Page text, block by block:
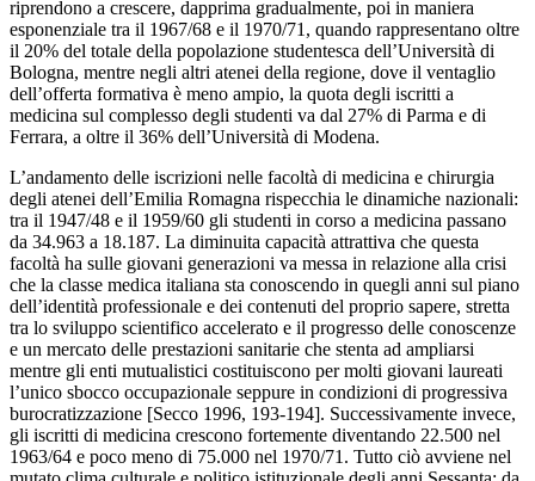
riprendono a crescere, dapprima gradualmente, poi in maniera
esponenziale tra il 1967/68 e il 1970/71, quando rappresentano oltre
il 20% del totale della popolazione studentesca dell’Università di
Bologna, mentre negli altri atenei della regione, dove il ventaglio
dell’offerta formativa è meno ampio, la quota degli iscritti a
medicina sul complesso degli studenti va dal 27% di Parma e di
Ferrara, a oltre il 36% dell’Università di Modena.
L’andamento delle iscrizioni nelle facoltà di medicina e chirurgia
degli atenei dell’Emilia Romagna rispecchia le dinamiche nazionali:
tra il 1947/48 e il 1959/60 gli studenti in corso a medicina passano
da 34.963 a 18.187. La diminuita capacità attrattiva che questa
facoltà ha sulle giovani generazioni va messa in relazione alla crisi
che la classe medica italiana sta conoscendo in quegli anni sul piano
dell’identità professionale e dei contenuti del proprio sapere, stretta
tra lo sviluppo scientifico accelerato e il progresso delle conoscenze
e un mercato delle prestazioni sanitarie che stenta ad ampliarsi
mentre gli enti mutualistici costituiscono per molti giovani laureati
l’unico sbocco occupazionale seppure in condizioni di progressiva
burocratizzazione [Secco 1996, 193-194]. Successivamente invece,
gli iscritti di medicina crescono fortemente diventando 22.500 nel
1963/64 e poco meno di 75.000 nel 1970/71. Tutto ciò avviene nel